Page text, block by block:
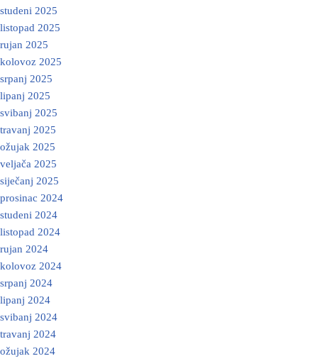
studeni 2025
listopad 2025
rujan 2025
kolovoz 2025
srpanj 2025
lipanj 2025
svibanj 2025
travanj 2025
ožujak 2025
veljača 2025
siječanj 2025
prosinac 2024
studeni 2024
listopad 2024
rujan 2024
kolovoz 2024
srpanj 2024
lipanj 2024
svibanj 2024
travanj 2024
ožujak 2024